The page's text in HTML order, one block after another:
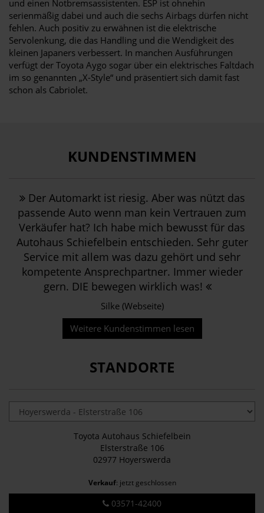
und einen Notbremsassistenten. ESP ist ohnehin
serienmäßig dabei und auch die sechs Airbags dürfen nicht
fehlen. Auch positiv zu erwähnen ist die elektrische
Servolenkung, die das Handling und die Wendigkeit des
kleinen Japaners verbessert. In manchen Ausführungen
verfügt der Toyota Aygo sogar über ein elektrisches Faltdach
im so genannten „X-Style“ und präsentiert sich damit fast
schon als Cabriolet.
KUNDENSTIMMEN
Der Automarkt ist riesig. Aber was nützt das
passende Auto wenn man kein Vertrauen zum
Verkäufer hat? Ich habe mich bewusst für das
Autohaus Schiefelbein entschieden. Sehr guter
Service mit allem was dazu gehört und sehr
kompetente Ansprechpartner. Immer wieder
gern. DIE bewegen wirklich was!
Silke (Webseite)
Weitere Kundenstimmen lesen
STANDORTE
Toyota Autohaus Schiefelbein
Elsterstraße 106
02977 Hoyerswerda
Verkauf: jetzt geschlossen
03571-42400